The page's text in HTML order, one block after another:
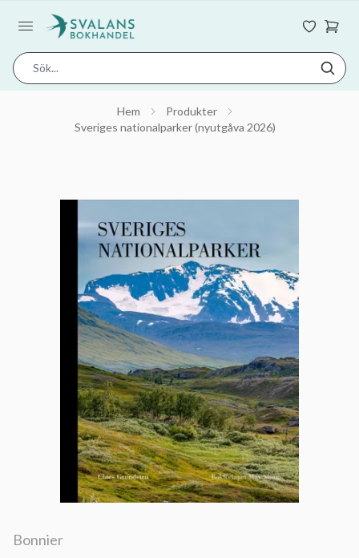
Hem
Produkter
Sveriges nationalparker (nyutgåva 2026)
Bonnier